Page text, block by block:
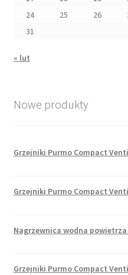
24
25 26
31
« lut
Nowe produkty
Grzejniki Purmo Compact
Grzejniki Purmo Compact
Nagrzewnica wodna powietrza
Grzejniki Purmo Compact